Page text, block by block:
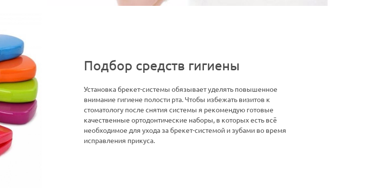
Подбор средств гигиены
Установка брекет-системы обязывает уделять повышенное
внимание гигиене полости рта. Чтобы избежать визитов к
стоматологу после снятия системы я рекомендую готовые
качественные ортодонтические наборы, в которых есть всё
необходимое для ухода за брекет-системой и зубами во время
исправления прикуса.